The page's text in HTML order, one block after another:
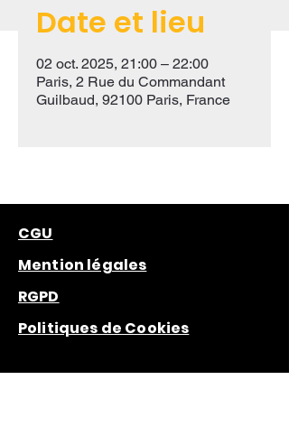
Date et lieu
02 oct. 2025, 21:00 – 22:00
Paris, 2 Rue du Commandant
Guilbaud, 92100 Paris, France
CGU
Mention légales
RGPD
Politiques de Cookies